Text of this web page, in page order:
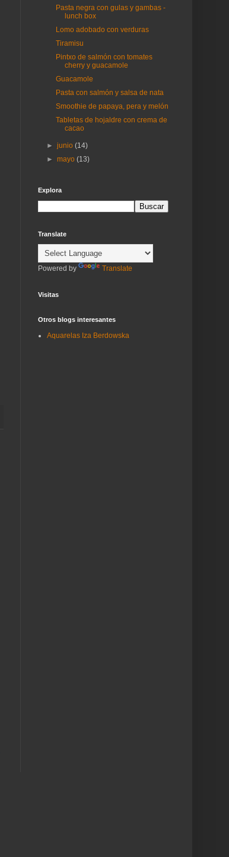
Pasta negra con gulas y gambas -
lunch box
Lomo adobado con verduras
Tiramisu
Pintxo de salmón con tomates
cherry y guacamole
Guacamole
Pasta con salmón y salsa de nata
Smoothie de papaya, pera y melón
Tabletas de hojaldre con crema de
cacao
►junio(14)
►mayo(13)
Explora
Translate
Powered by Translate
Visitas
Otros blogs interesantes
Aquarelas Iza Berdowska